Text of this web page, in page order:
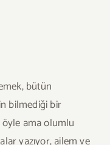
bütün
bilmediği bir
ama olumlu
yazıyor, ailem ve